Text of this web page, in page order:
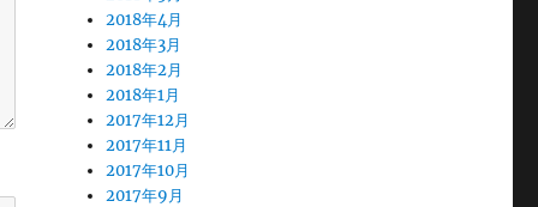
2018年4月
2018年3月
2018年2月
2018年1月
2017年12月
2017年11月
2017年10月
2017年9月